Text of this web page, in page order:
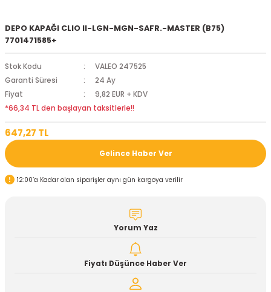
DEPO KAPAĞI CLIO II-LGN-MGN-SAFR.-MASTER (B75)
7701471585+
Stok Kodu
VALEO 247525
Garanti Süresi
24 Ay
Fiyat
9,82 EUR + KDV
*66,34 TL den başlayan taksitlerle!!
647,27 TL
Gelince Haber Ver
12:00’a Kadar olan siparişler aynı gün kargoya verilir
Yorum Yaz
Fiyatı Düşünce Haber Ver